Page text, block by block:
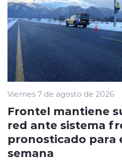
Viernes 7 de agosto de 2026
Frontel mantiene
red ante sistema
pronosticado para
semana